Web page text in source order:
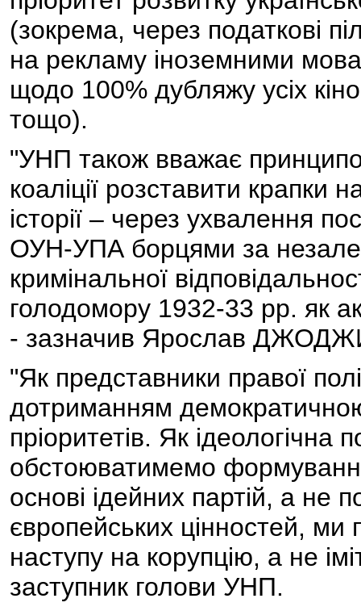
(зокрема, через податкові
на рекламу іноземними
щодо 100% дубляжу усіх
тощо).
"УНП також вважає
коаліції розставити крапки
історії – через ухвалення
ОУН-УПА борцями за
кримінальної
голодомору 1932-33 рр. як
- зазначив Ярослав
"Як представники правої
дотриманням
пріоритетів. Як ідеологічна
обстоюватимемо
основі ідейних партій, а не
європейських цінностей,
наступу на корупцію, а не
заступник голови УНП.